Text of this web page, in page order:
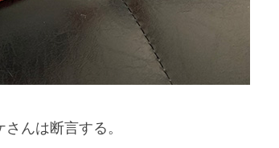
んは断言する。